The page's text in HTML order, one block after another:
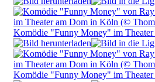
Komödie "Funny Money" im Theater
Komödie "Funny Money" im Theater